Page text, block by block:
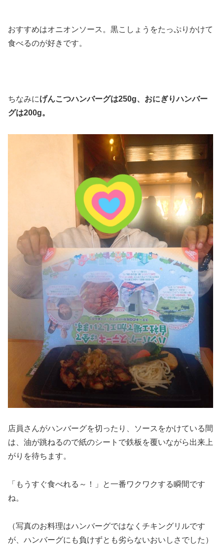
おすすめはオニオンソース。黒こしょうをたっぷりかけて
食べるのが好きです。
ちなみにげんこつハンバーグは250g、おにぎりハンバー
グは200g。
店員さんがハンバーグを切ったり、ソースをかけている間
は、油が跳ねるので紙のシートで鉄板を覆いながら出来上
がりを待ちます。
「もうすぐ食べれる～！」と一番ワクワクする瞬間です
ね。
（写真のお料理はハンバーグではなくチキングリルです
が、ハンバーグにも負けずとも劣らないおいしさでした）